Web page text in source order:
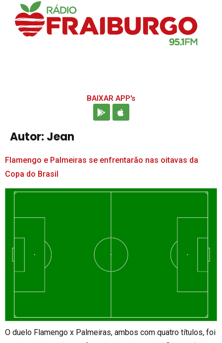
BAIXAR APP's
Autor: Jean
Flamengo e Palmeiras se enfrentarão nas oitavas da
Copa do Brasil
O duelo Flamengo x Palmeiras, ambos com quatro títulos, foi